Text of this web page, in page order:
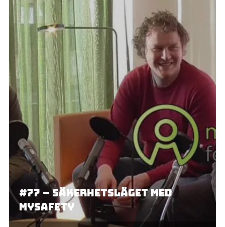
#77 – Säkerhetsläget med
mySafety